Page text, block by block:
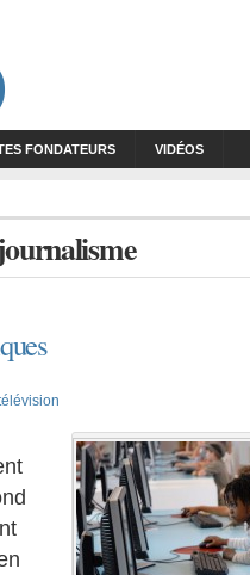
FONDATEURS VIDÉOS